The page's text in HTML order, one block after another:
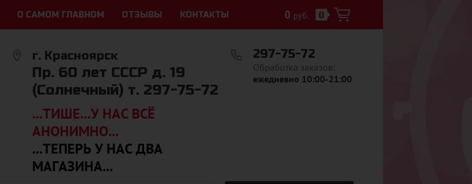
О САМОМ ГЛАВНОМ ОТЗЫВЫ КОНТАКТЫ 0 руб. 0
г. Красноярск
Пр. 60 лет СССР д. 19
(Солнечный) т. 297-75-72
...ТИШЕ...У НАС ВСЁ
АНОНИМНО...
...ТЕПЕРЬ У НАС ДВА
МАГАЗИНА...
297-75-72
Обработка заказов:
ежедневно 10:00-21:00